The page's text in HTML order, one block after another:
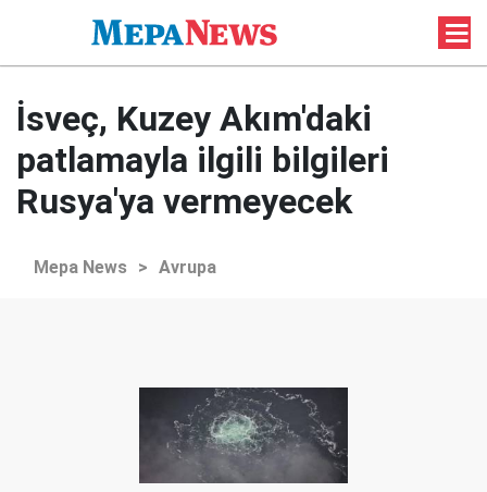
İsveç, Kuzey Akım'daki
patlamayla ilgili bilgileri
Rusya'ya vermeyecek
Mepa News > Avrupa